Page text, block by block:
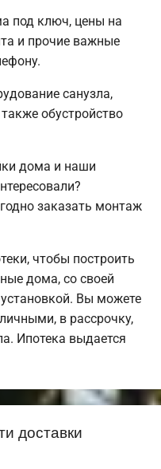
под ключ, цены на
и прочие важные
санузла,
обустройство
дома и наши
заказать монтаж
чтобы построить
дома, со своей
Вы можете
в рассрочку,
Ипотека выдается
доставки